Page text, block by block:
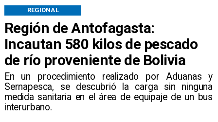
Región de Antofagasta:
Incautan 580 kilos de pescado
de río proveniente de Bolivia
En un procedimiento realizado por Aduanas y
Sernapesca, se descubrió la carga sin ninguna
medida sanitaria en el área de equipaje de un bus
interurbano.
REGIONAL